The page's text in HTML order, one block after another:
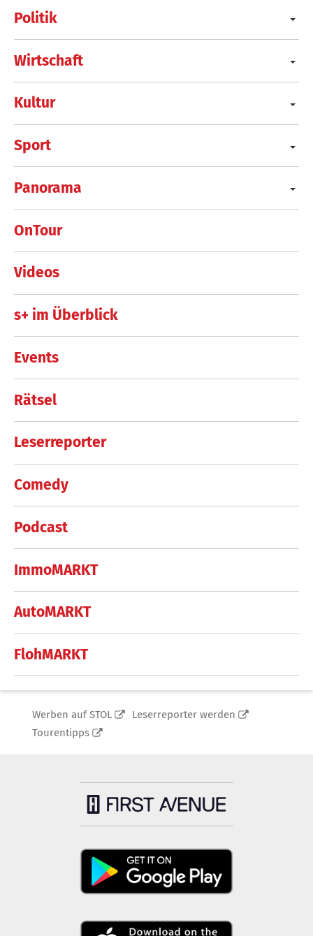
Politik
Wirtschaft
Kultur
Sport
Panorama
OnTour
Videos
s+ im Überblick
Events
Rätsel
Leserreporter
Comedy
Podcast
ImmoMARKT
AutoMARKT
FlohMARKT
Werben auf STOL
Leserreporter werden
Tourentipps